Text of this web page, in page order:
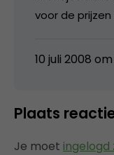
voor de
10 juli 2008 om
Plaats
Je moet ingelogd